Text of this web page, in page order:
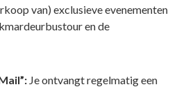
van) exclusieve evenementen
en de
Je ontvangt regelmatig een